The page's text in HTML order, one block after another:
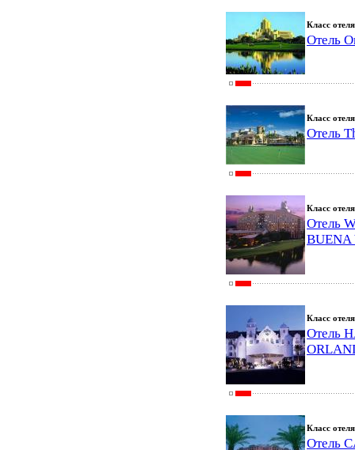
Класс
Отель
Класс
Отель
Класс
Отель
BUENA
Класс
Отель
Класс
Отель